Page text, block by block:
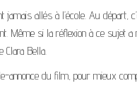
allés à l’école. Au départ,
Même si la réflexion à ce sujet
Clara Bella.
annonce du film, pour mieux